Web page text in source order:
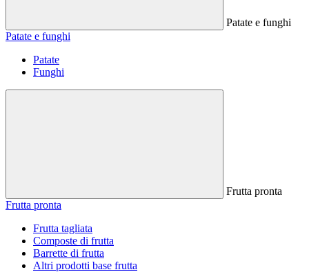
Patate e funghi
Patate e funghi
Patate
Funghi
Frutta pronta
Frutta pronta
Frutta tagliata
Composte di frutta
Barrette di frutta
Altri prodotti base frutta